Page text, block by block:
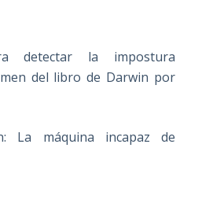
detectar la impostura
del libro de Darwin por
La máquina incapaz de